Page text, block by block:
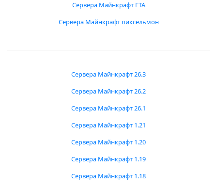
Сервера Майнкрафт ГТА
Сервера Майнкрафт пиксельмон
Сервера Майнкрафт 26.3
Сервера Майнкрафт 26.2
Сервера Майнкрафт 26.1
Сервера Майнкрафт 1.21
Сервера Майнкрафт 1.20
Сервера Майнкрафт 1.19
Сервера Майнкрафт 1.18